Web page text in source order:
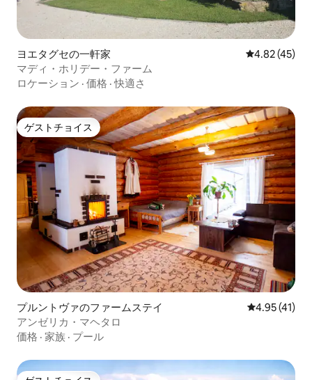
ヨエタグセの一軒家 レビュー45
4.82 (45)
マディ・ホリデー・ファーム
ロケーション · 価格 ·快適さ
ゲストチョイス
ゲストチョイス
プルントヴァのファームステイ レビュー41
4.95 (41)
アンゼリカ・マヘタロ
価格 · 家族 · プール